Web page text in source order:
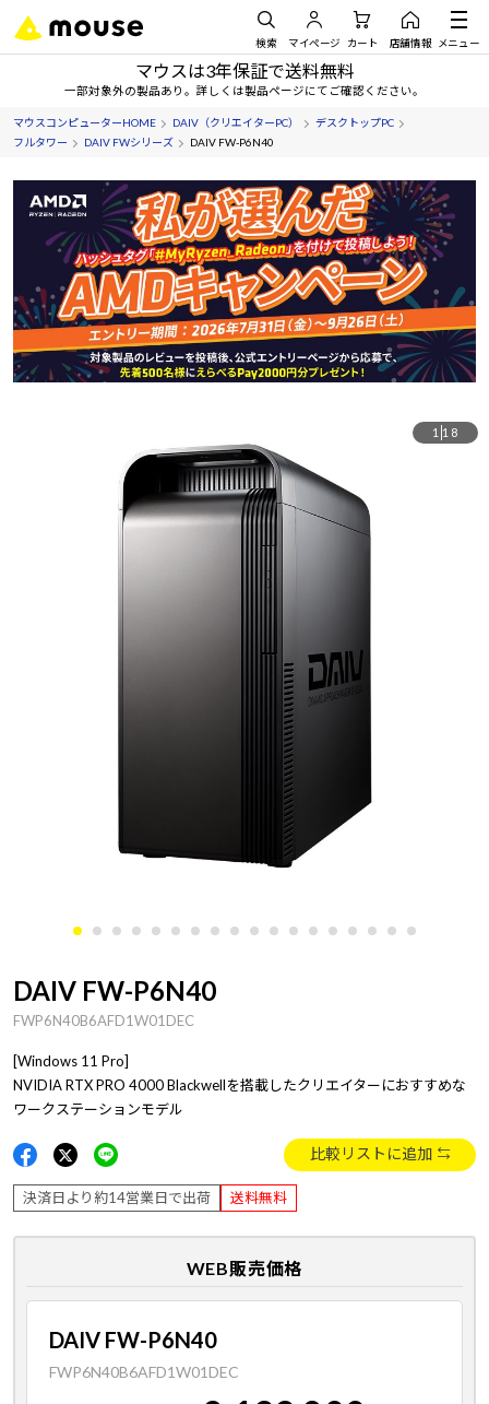
検索 マイページ カート 店舗情報 メニュー
マウスは3年保証で送料無料
一部対象外の製品あり。詳しくは製品ページにてご確認ください。
マウスコンピューターHOME DAIV（クリエイターPC）
デスクトップPC
フルタワー
DAIV FWシリーズ DAIV FW-P6N40
1 18
DAIV FW-P6N40
FWP6N40B6AFD1W01DEC
[Windows 11 Pro]
NVIDIA RTX PRO 4000 Blackwellを搭載したクリエイターにおすすめな
ワークステーションモデル
比較リストに追加
決済日より約14営業日で出荷 送料無料
WEB販売価格
DAIV FW-P6N40
FWP6N40B6AFD1W01DEC